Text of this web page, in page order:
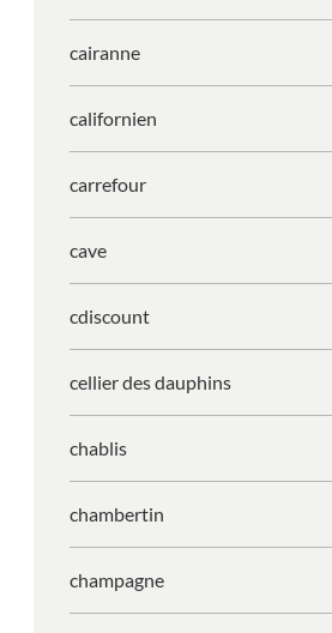
cairanne
californien
carrefour
cave
cdiscount
cellier des dauphins
chablis
chambertin
champagne